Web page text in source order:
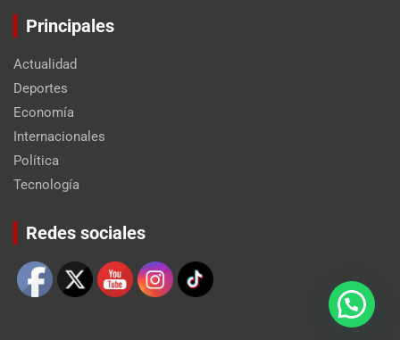
Principales
Actualidad
Deportes
Economía
Internacionales
Política
Tecnología
Redes sociales